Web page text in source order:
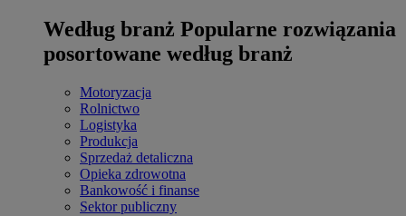
Według branż Popularne rozwiązania
posortowane według branż
Motoryzacja
Rolnictwo
Logistyka
Produkcja
Sprzedaż detaliczna
Opieka zdrowotna
Bankowość i finanse
Sektor publiczny